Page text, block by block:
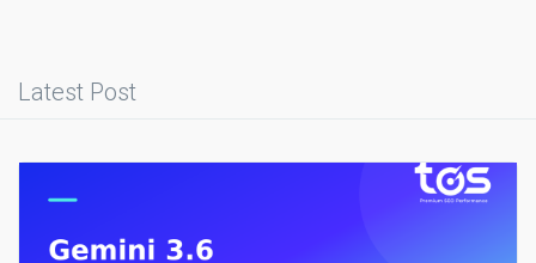
Latest Post